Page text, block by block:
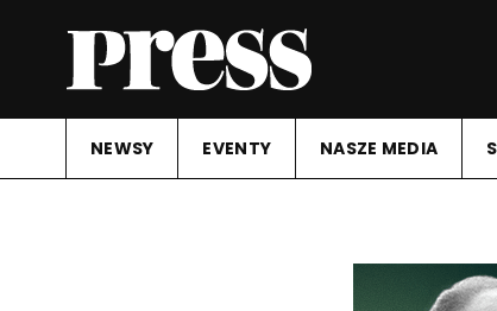
NEWSY EVENTY NASZE MEDIA